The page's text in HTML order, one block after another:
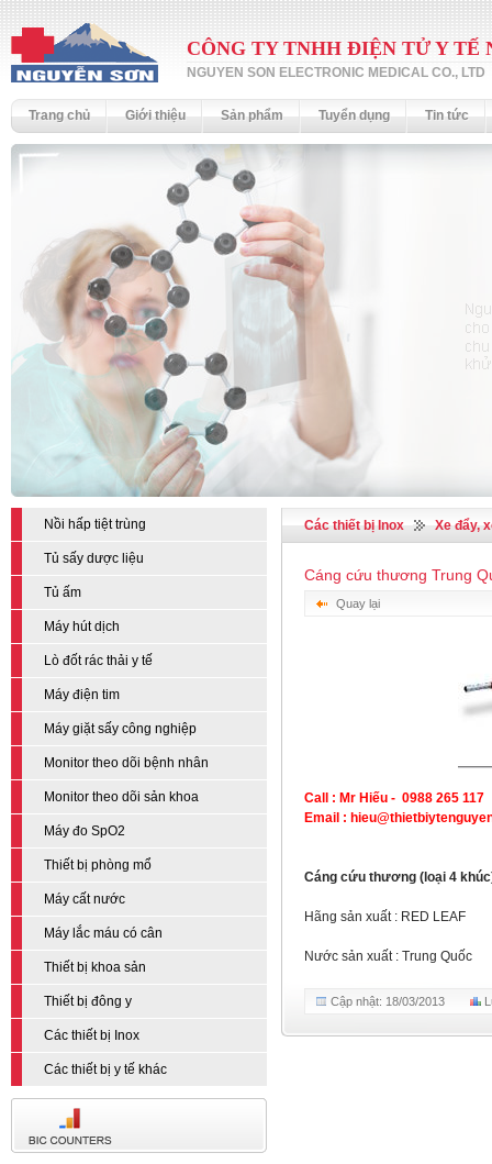
CÔNG TY TNHH ĐIỆN TỬ Y TẾ
NGUYEN SON ELECTRONIC MEDICAL CO., LTD
Trang chủ Giới thiệu Sản phẩm Tuyển dụng Tin tức
Nồi hấp tiệt trùng
Tủ sấy dược liệu
Tủ ấm
Máy hút dịch
Lò đốt rác thải y tế
Máy điện tim
Máy giặt sấy công nghiệp
Monitor theo dõi bệnh nhân
Monitor theo dõi sản khoa
Máy đo SpO2
Thiết bị phòng mổ
Máy cất nước
Máy lắc máu có cân
Thiết bị khoa sản
Thiết bị đông y
Các thiết bị Inox
Các thiết bị y tế khác
Các thiết bị Inox Xe đẩy,
Cáng cứu thương Trung
Quay lại
Call : Mr Hiếu - 0988 265 117
Email :
Cáng cứu thương (loại 4
Hãng sản xuất : RED LEAF
Nước sản xuất : Trung Quốc
Cập nhật: 18/03/2013